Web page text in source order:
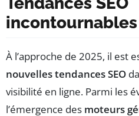
incontournables
À l’approche de 2025, il est
nouvelles tendances SEO
visibilité en ligne. Parmi les
l’émergence des moteurs